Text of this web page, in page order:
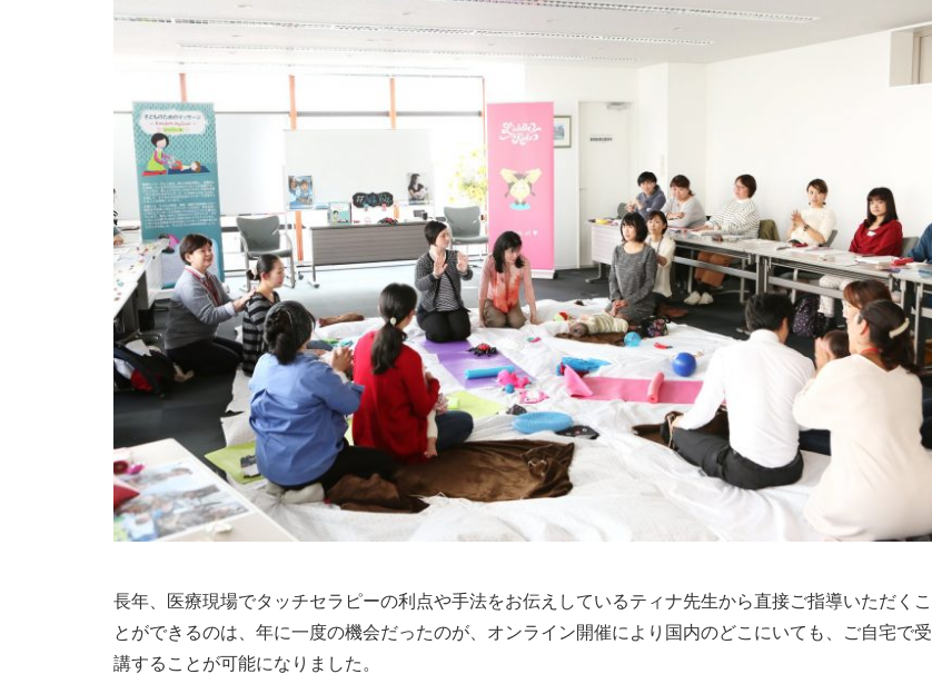
長年、医療現場でタッチセラピーの利点や手法をお伝えしているティナ先生から直接ご指導いただくこ
とができるのは、年に一度の機会だったのが、オンライン開催により国内のどこにいても、ご自宅で受
講することが可能になりました。